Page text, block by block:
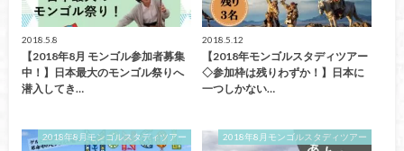
2018.5.8
【2018年8月 モンゴル参加者募集
中！】日本最大のモンゴル祭りへ
潜入してき…
2018.5.12
【2018年モンゴルスタディツアー
◇参加枠は残りわずか！】日本に
一つしかない…
2018年8月モンゴルスタディツアー 2018年8月モンゴルスタディツアー